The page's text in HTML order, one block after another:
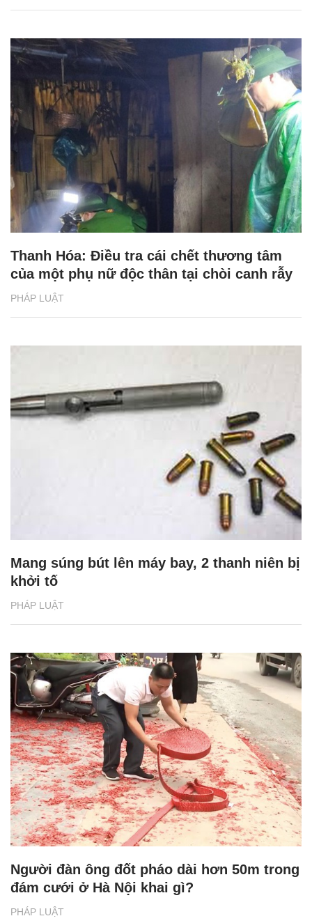
PHÁP LUẬT
Thanh Hóa: Điều tra cái chết thương tâm
của một phụ nữ độc thân tại chòi canh rẫy
PHÁP LUẬT
Mang súng bút lên máy bay, 2 thanh niên bị
khởi tố
PHÁP LUẬT
Người đàn ông đốt pháo dài hơn 50m trong
đám cưới ở Hà Nội khai gì?